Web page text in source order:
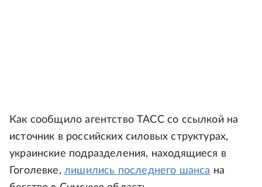
Как сообщило агентство ТАСС со ссылкой на
источник в российских силовых структурах,
украинские подразделения, находящиеся в
Гоголевке, лишились последнего шанса на